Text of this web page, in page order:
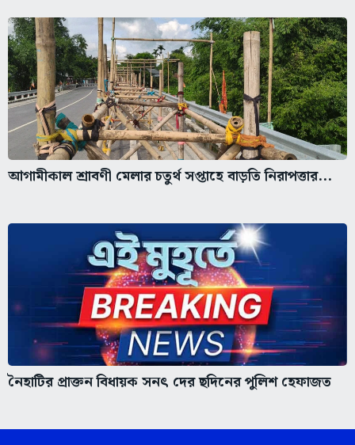
আগামীকাল শ্রাবণী মেলার চতুর্থ সপ্তাহে বাড়তি নিরাপত্তার...
নৈহাটির প্রাক্তন বিধায়ক সনৎ দের ছদিনের পুলিশ হেফাজত